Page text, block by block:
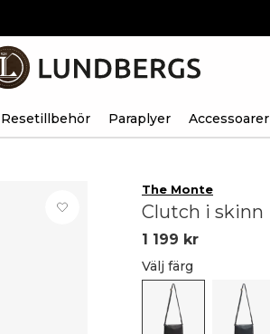
Resetillbehör Paraplyer Accessoarer
The Monte
Clutch i skinn
1 199 kr
Välj färg